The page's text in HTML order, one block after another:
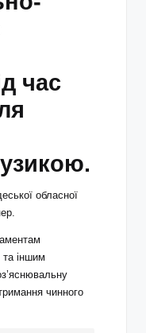
час
обласної
та іншим
чинного